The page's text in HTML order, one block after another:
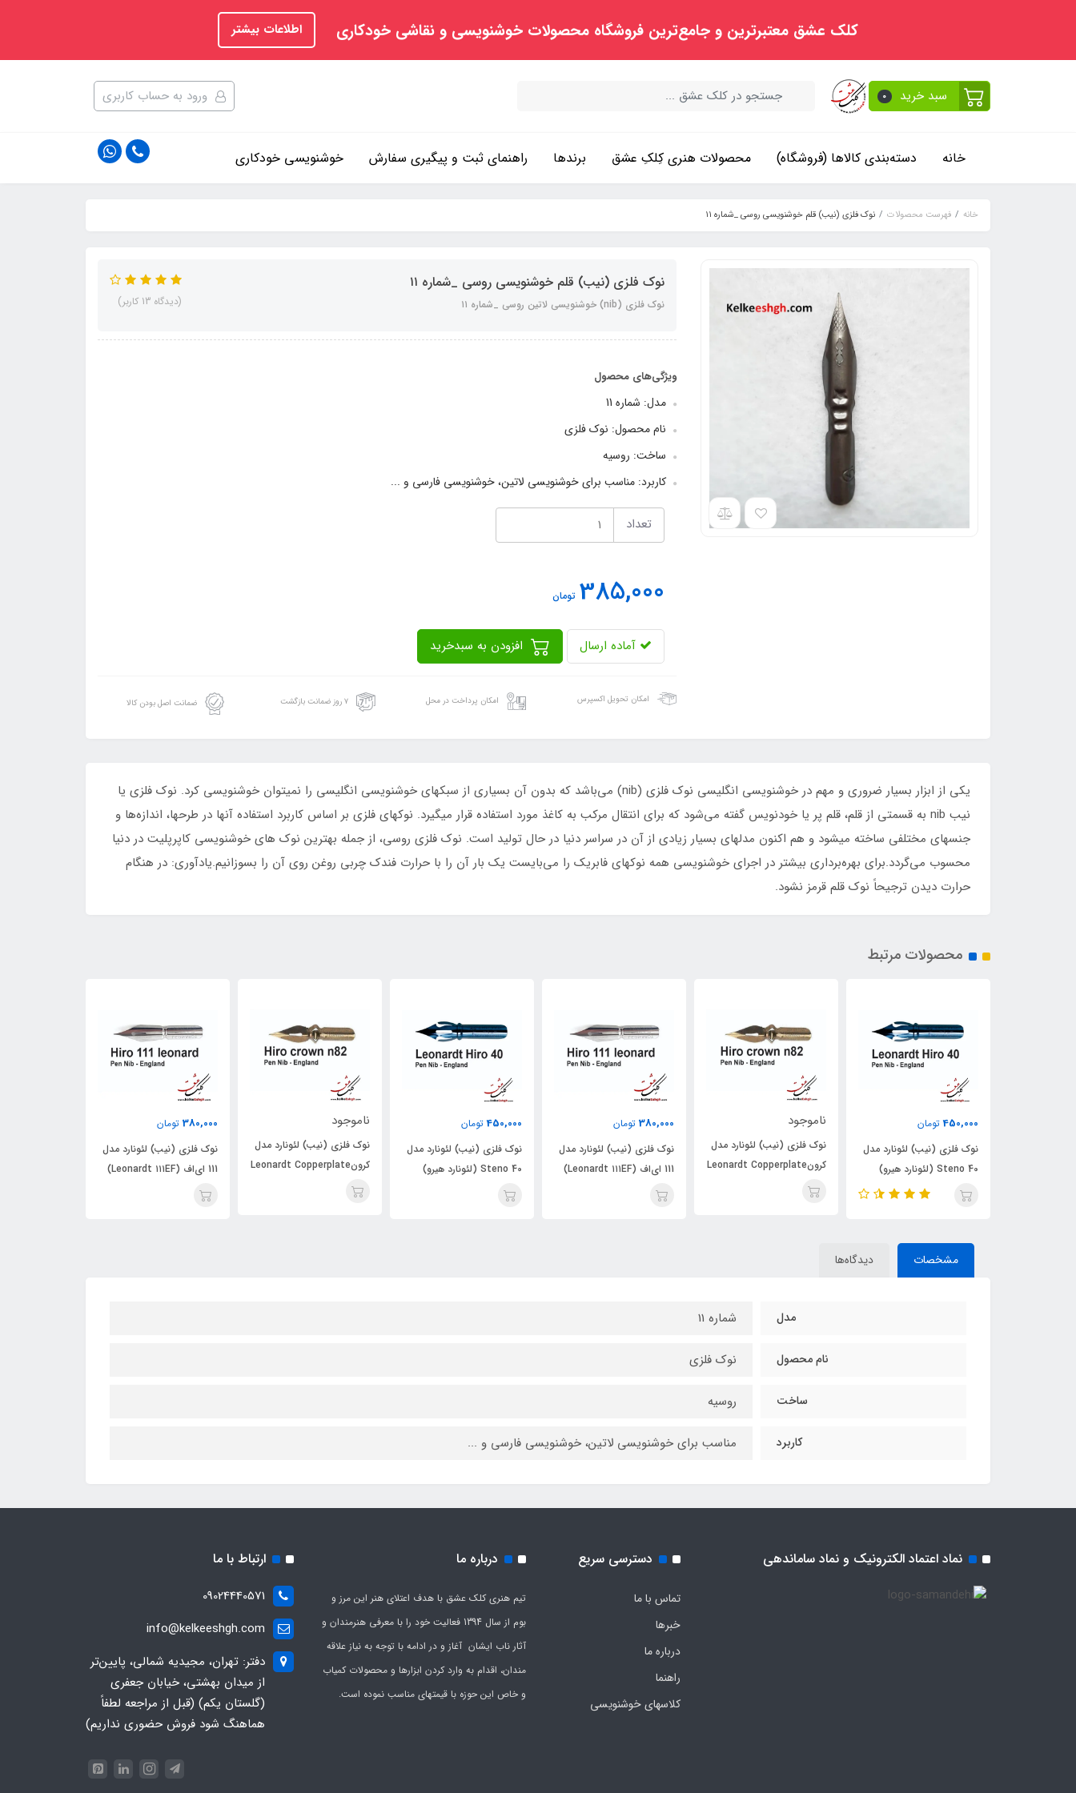
کلک عشق معتبرترین و جامع‌ترین فروشگاه محصولات خوشنویسی و نقاشی خودکاری اطلاعات بیشتر
سبد خرید 0 ورود به حساب کاربری
خانه دسته‌بندی کالاها (فروشگاه) محصولات هنری کِلکِ عشق برندها راهنمای ثبت و پیگیری سفارش خوشنویسی خودکاری
خانه فهرست محصولات نوک فلزی (نیب) قلم خوشنویسی روسی _شماره ۱۱
نوک فلزی (نیب) قلم خوشنویسی روسی _شماره ۱۱
نوک فلزی (nib) خوشنویسی لاتین روسی _شماره ۱۱ (دیدگاه 13 کاربر)
ویژگی‌های محصول
مدل: شماره 11
نام محصول: نوک فلزی
ساخت: روسیه
کاربرد: مناسب برای خوشنویسی لاتین، خوشنویسی فارسی و ...
تعداد
385,000 تومان
آماده ارسال
امکان تحویل اکسپرس امکان پرداخت در محل ۷ روز ضمانت بازگشت ضمانت اصل بودن کالا
یکی از ابزار بسیار ضروری و مهم در خوشنویسی انگلیسی نوک فلزی (nib) می‌باشد که بدون آن بسیاری از سبکهای خوشنویسی انگلیسی را نمیتوان خوشنویسی کرد. نوک فلزی یا
نیب nib به قسمتی از قلم، قلم پر یا خودنویس گفته می‌شود که برای انتقال مرکب به کاغذ مورد استفاده قرار میگیرد. نوکهای فلزی بر اساس کاربرد استفاده آنها در طرحها، اندازه‌ها و
جنسهای مختلفی ساخته میشود و هم اکنون مدلهای بسیار زیادی از آن در سراسر دنیا در حال تولید است. نوک فلزی روسی، از جمله بهترین نوک های خوشنویسی کاپرپلیت در دنیا
محسوب می‌گردد.برای بهره‌برداری بیشتر در اجرای خوشنویسی همه نوکهای فابریک را می‌بایست یک بار آن را با حرارت فندک چربی روغن روی آن را بسوزانیم.یادآوری: در هنگام
حرارت دیدن ترجیحاً نوک قلم قرمز نشود.
محصولات مرتبط
ناموجود
نوک فلزی (نیب) لئونارد مدل
کرونLeonardt Copperplate
Crown No.۸۲)
380,000
نوک فلزی (نیب) لئونارد مدل
111 ای‌اف (Leonardt ۱۱۱EF)
450,000 تومان
نوک فلزی (نیب) لئونارد مدل
Steno 40 (لئونارد هیرو)
ناموجود
نوک فلزی (نیب) لئونارد مدل
کرونLeonardt Copperplate
380,000
نوک فلزی (نیب) لئونارد مدل
111 ای‌اف (Leonardt ۱۱۱EF)
450,000 تومان
نوک فلزی (نیب) لئونارد مدل
Steno 40 (لئونارد هیرو)
مشخصات دیدگاه‌ها
مدل شماره 11
نام محصول نوک فلزی
ساخت روسیه
کاربرد مناسب برای خوشنویسی لاتین، خوشنویسی فارسی و ...
نماد اعتماد الکترونیک و نماد ساماندهی دسترسی سریع
تماس با ما
خبرها
درباره ما
راهنما
کلاسهای خوشنویسی
درباره ما
تیم هنری کلک عشق با هدف اعتلای هنر این مرز و
بوم از سال 1394 فعالیت خود را با معرفی هنرمندان و
آثار ناب ایشان آغاز و در ادامه با توجه به نیاز علاقه
مندان، اقدام به وارد کردن ابزارها و محصولات کمیاب
و خاص این حوزه با قیمتهای مناسب نموده است.
ارتباط با ما
09024440571
info@kelkeeshgh.com
دفتر: تهران، مجیدیه شمالی، پایین‌تر
از میدان بهشتی، خیابان جعفری
(گلستان یکم) (قبل از مراجعه لطفاً
هماهنگ شود فروش حضوری نداریم)